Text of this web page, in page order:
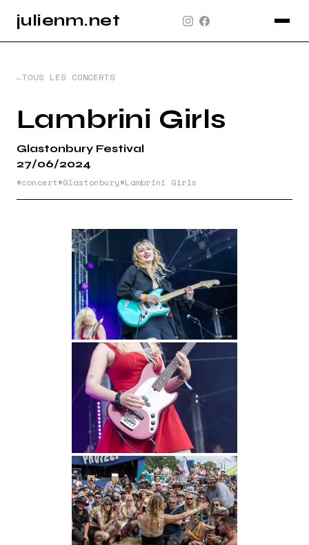
julienm.net
CONCERT
GLASTONBURY
SPORT
INFO
PLAN DU SITE
TOUS LES CONCERTS
Lambrini Girls
Glastonbury Festival
27/06/2024
concert Glastonbury Lambrini Girls